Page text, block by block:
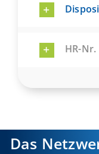
HR-
Das